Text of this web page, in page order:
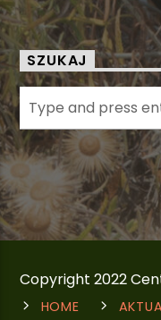
SZUKAJ
Copyright 2022
HOME